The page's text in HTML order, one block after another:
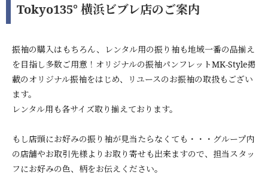
Tokyo135° 横浜ビブレ店のご案内
振袖の購入はもちろん、レンタル用の振り袖も地域一番の品揃え
を目指し多数ご用意！オリジナルの振袖パンフレットMK-Style掲
載のオリジナル振袖をはじめ、リユースのお振袖の取扱もござい
ます。
レンタル用も各サイズ取り揃えております。
もし店頭にお好みの振り袖が見当たらなくても・・・グループ内
の店舗やお取引先様よりお取り寄せも出来ますので、担当スタッ
フにお好みの色、柄をお伝えください。